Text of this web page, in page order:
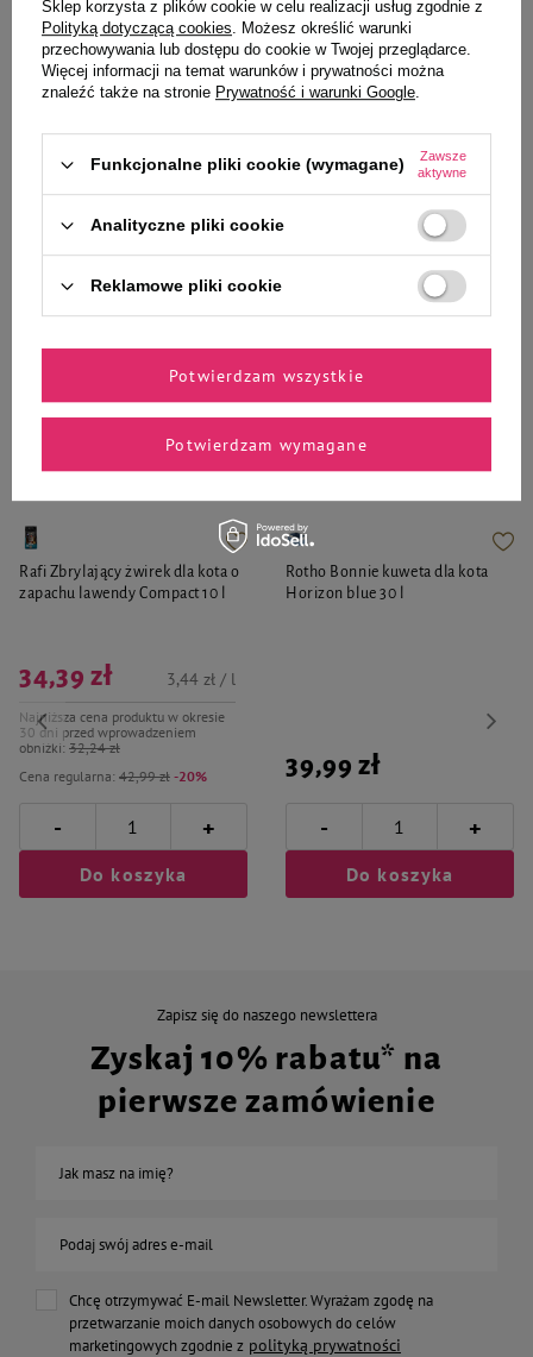
+
Do koszyka
-
Do koszyka
Zaufane i polecane przez
naszych ekspertów
Rafi Zbrylający żwirek dla kota o
zapachu lawendy Compact 10 l
Cena regularna: 42,99 zł -20%
34,39 zł
Najniższa cena produktu w okresie
30 dni przed wprowadzeniem
obniżki: 32,24 zł
3,44 zł / l
- +
Do koszyka
Rotho Bonnie kuweta dla kota
Horizon blue 30 l
39,99 zł
- +
Do koszyka
Zapisz się do naszego newslettera
Zyskaj 10% rabatu* na
pierwsze zamówienie
Jak masz na imię?
Podaj swój adres e-mail
Chcę otrzymywać E-mail Newsletter. Wyrażam zgodę na
przetwarzanie moich danych osobowych do celów
marketingowych zgodnie z polityką prywatności
Sklep korzysta z plików cookie w celu realizacji usług zgodnie z
Polityką dotyczącą cookies. Możesz określić warunki
przechowywania lub dostępu do cookie w Twojej przeglądarce.
Więcej informacji na temat warunków i prywatności można
znaleźć także na stronie Prywatność i warunki Google.
Funkcjonalne pliki cookie (wymagane)
Zawsze
aktywne
Analityczne pliki cookie
Reklamowe pliki cookie
Potwierdzam wymagane
Potwierdzam wszystkie